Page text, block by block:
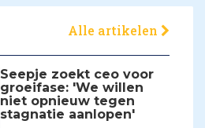
Alle artikelen
Seepje zoekt ceo voor
groeifase: 'We willen
niet opnieuw tegen
stagnatie aanlopen'